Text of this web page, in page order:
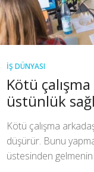
İŞ DÜNYASI
Kötü
üstünlük
Kötü çalışma
düşürür. Bunu
üstesinden gelmenin